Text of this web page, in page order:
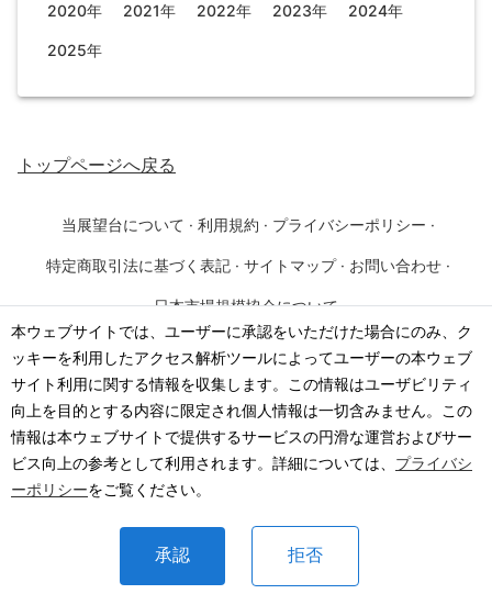
本ウェブサイトでは、ユーザーに承認をいただけた場合にのみ、ク
ッキーを利用したアクセス解析ツールによってユーザーの本ウェブ
サイト利用に関する情報を収集します。この情報はユーザビリティ
向上を目的とする内容に限定され個人情報は一切含みません。この
情報は本ウェブサイトで提供するサービスの円滑な運営およびサー
ビス向上の参考として利用されます。詳細については、 プライバシ
ーポリシーをご覧ください。
承認 拒否
2020年 2021年 2022年 2023年 2024年
2025年
トップページへ戻る
当展望台について · 利用規約 · プライバシーポリシー ·
特定商取引法に基づく表記 · サイトマップ · お問い合わせ ·
日本市場規模協会について
©2026· 一般社団法人 日本市場規模協会